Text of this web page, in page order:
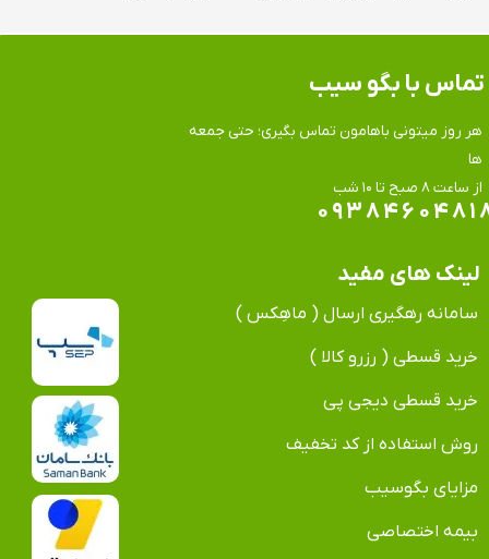
هر روز میتونی باهامون تماس بگیری؛ حتی جمعه
ها
​​​​​​​از ساعت ۸ صبح تا ۱۰ شب
تماس​​​​​​​ با بگو سیب
لینک های مفید
سامانه رهگیری ارسال ( ماهِکس )
خرید قسطی ( رزرو کالا )
خرید قسطی دیجی پی
روش استفاده از کد تخفیف
مزایای بگوسیب
بیمه اختصاصی